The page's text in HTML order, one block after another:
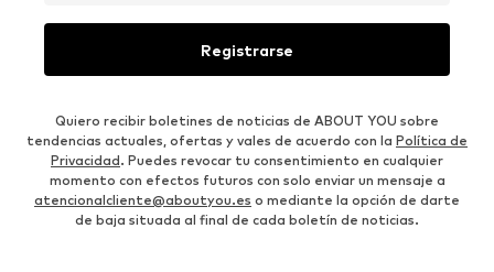
Registrarse
Quiero recibir boletines de noticias de ABOUT YOU sobre
tendencias actuales, ofertas y vales de acuerdo con la Política de
Privacidad. Puedes revocar tu consentimiento en cualquier
momento con efectos futuros con solo enviar un mensaje a
atencionalcliente@aboutyou.es o mediante la opción de darte
de baja situada al final de cada boletín de noticias.